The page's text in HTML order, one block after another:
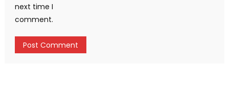
next time I
comment.